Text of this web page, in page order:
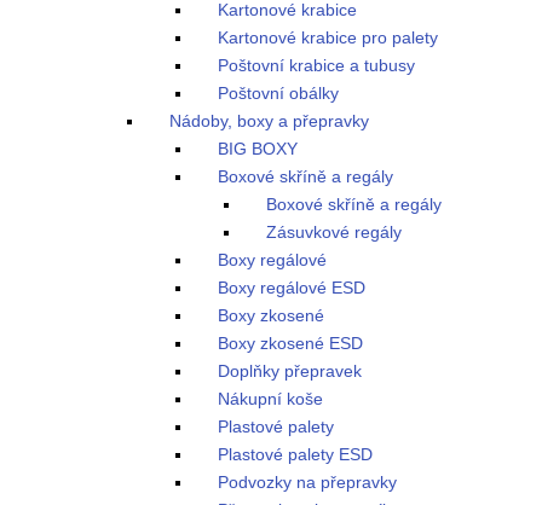
Kartonové krabice
Kartonové krabice pro palety
Poštovní krabice a tubusy
Poštovní obálky
Nádoby, boxy a přepravky
BIG BOXY
Boxové skříně a regály
Boxové skříně a regály
Zásuvkové regály
Boxy regálové
Boxy regálové ESD
Boxy zkosené
Boxy zkosené ESD
Doplňky přepravek
Nákupní koše
Plastové palety
Plastové palety ESD
Podvozky na přepravky